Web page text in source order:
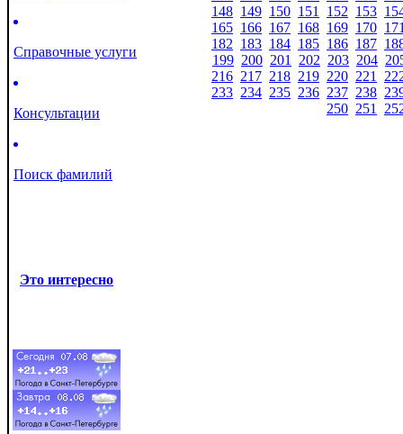
Справочные услуги
Консультации
Поиск фамилий
Это интересно
148 149 150 151 152 153
165 166 167 168 169 170
182 183 184 185 186 187
199 200 201 202 203 204
216 217 218 219 220 221
233 234 235 236 237 238
250 251